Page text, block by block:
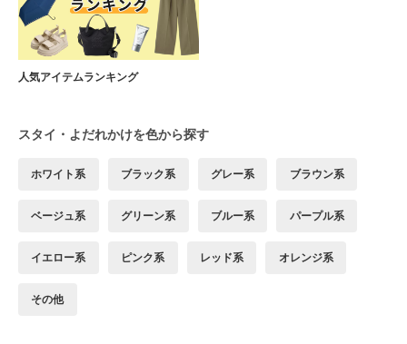
人気アイテムランキング
スタイ・よだれかけを色から探す
ホワイト系 ブラック系 グレー系 ブラウン系
ベージュ系 グリーン系 ブルー系 パープル系
イエロー系 ピンク系 レッド系 オレンジ系
その他